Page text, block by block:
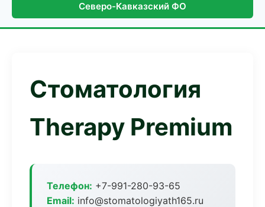
Северо-Кавказский ФО
Стоматология
Therapy Premium
Телефон: +7-991-280-93-65
Email: info@stomatologiyath165.ru